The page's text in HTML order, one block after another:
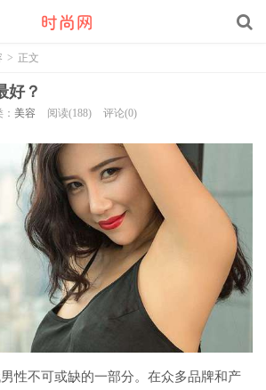
> 正文
好？
美容 阅读(188) 评论(0)
性不可或缺的一部分。在众多品牌和产